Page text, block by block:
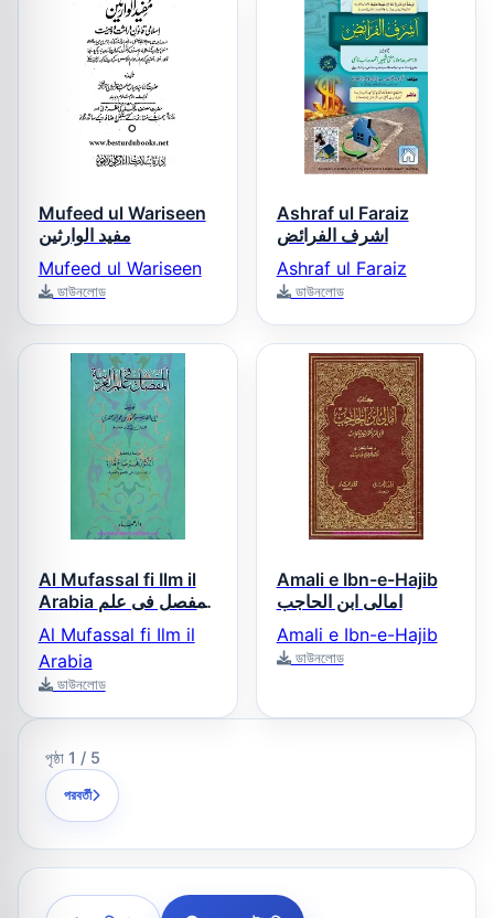
Mufeed ul Wariseen
مفید الوارثین
Mufeed ul Wariseen
ডাউনলোড
Ashraf ul Faraiz
اشرف الفرائض
Ashraf ul Faraiz
ডাউনলোড
Al Mufassal fi Ilm il
Arabia المفصل فى علم
العربية
Al Mufassal fi Ilm il
Arabia
ডাউনলোড
Amali e Ibn-e-Hajib
امالى ابن الحاجب
Amali e Ibn-e-Hajib
ডাউনলোড
পৃষ্ঠা 1 / 5
পরবর্তী